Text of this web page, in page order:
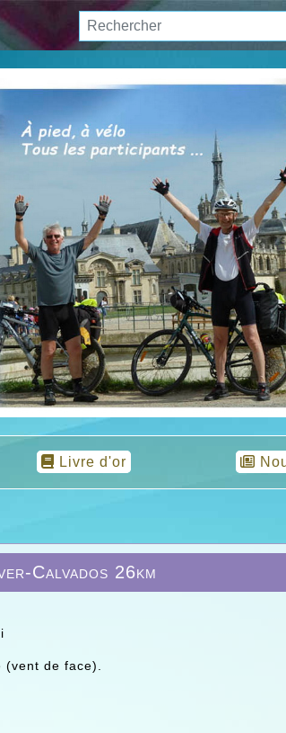
Livre d'or
Calvados 26km
(vent de face).